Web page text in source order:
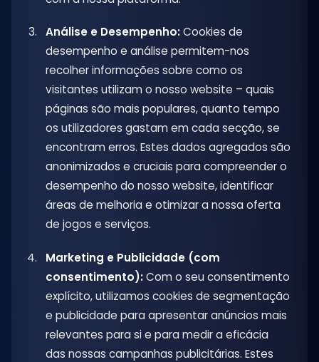
Análise e Desempenho:Cookies de
desempenho e análise permitem-nos
recolher informações sobre como os
visitantes utilizam o nosso website – quais
páginas são mais populares, quanto tempo
os utilizadores gastam em cada secção, se
encontram erros. Estes dados agregados são
anonimizados e cruciais para compreender o
desempenho do nosso website, identificar
áreas de melhoria e otimizar a nossa oferta
de jogos e serviços.
Marketing e Publicidade (com
consentimento):Com o seu consentimento
explícito, utilizamos cookies de segmentação
e publicidade para apresentar anúncios mais
relevantes para si e para medir a eficácia
das nossas campanhas publicitárias. Estes